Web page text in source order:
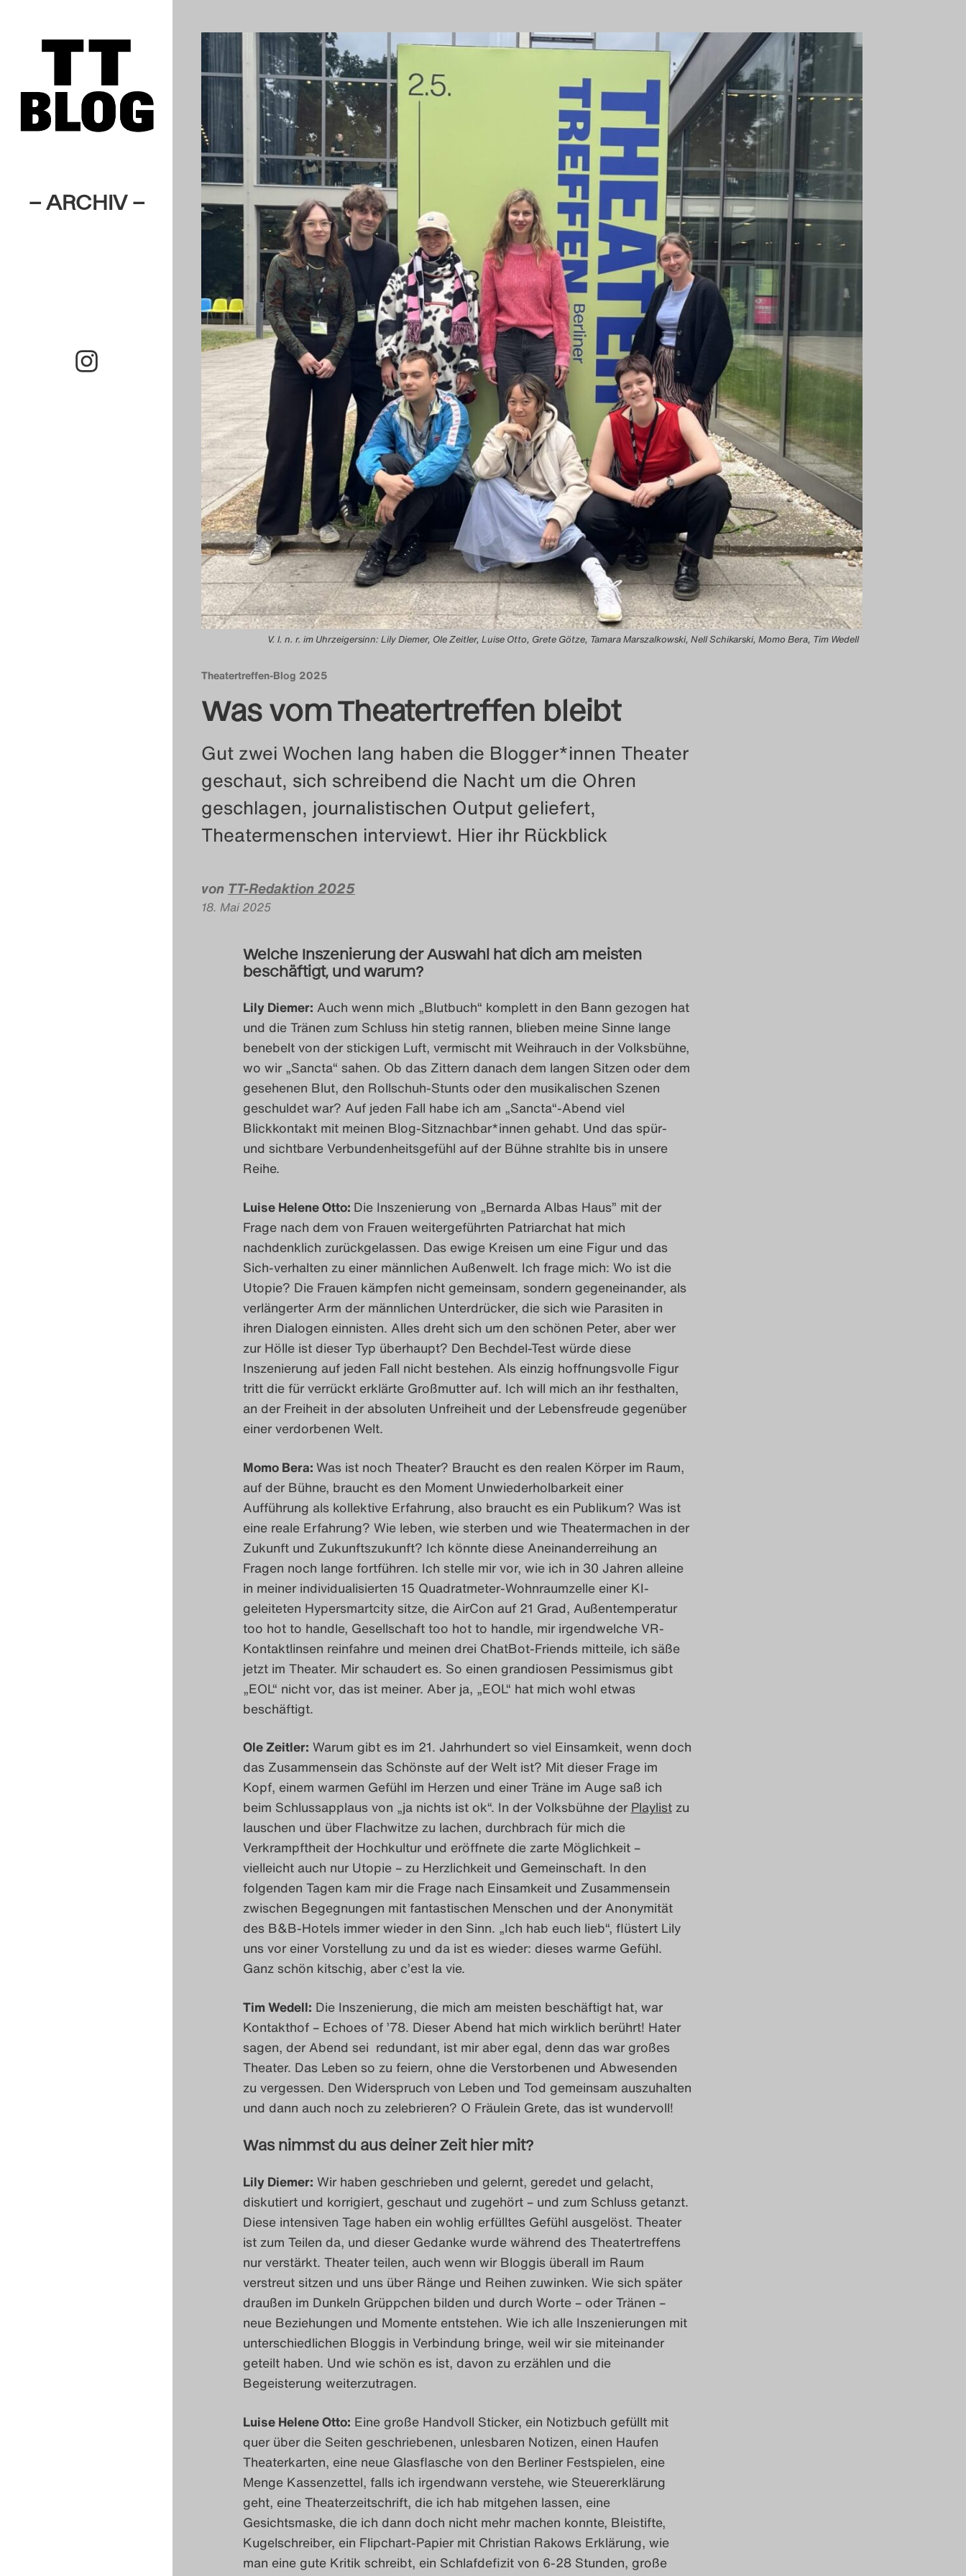
– ARCHIV –
V. l. n. r. im Uhrzeigersinn: Lily Diemer, Ole Zeitler, Luise Otto, Grete Götze, Tamara Marszalkowski, Nell Schikarski, Momo Bera, Tim Wedell
Theatertreffen-Blog 2025
Was vom Theatertreffen bleibt
Gut zwei Wochen lang haben die Blogger*innen Theater
geschaut, sich schreibend die Nacht um die Ohren
geschlagen, journalistischen Output geliefert,
Theatermenschen interviewt. Hier ihr Rückblick
von TT-Redaktion 2025
18. Mai 2025
Welche Inszenierung der Auswahl hat dich am meisten
beschäftigt, und warum?
Lily Diemer: Auch wenn mich „Blutbuch“ komplett in den Bann gezogen hat
und die Tränen zum Schluss hin stetig rannen, blieben meine Sinne lange
benebelt von der stickigen Luft, vermischt mit Weihrauch in der Volksbühne,
wo wir „Sancta“ sahen. Ob das Zittern danach dem langen Sitzen oder dem
gesehenen Blut, den Rollschuh-Stunts oder den musikalischen Szenen
geschuldet war? Auf jeden Fall habe ich am „Sancta“-Abend viel
Blickkontakt mit meinen Blog-Sitznachbar*innen gehabt. Und das spür-
und sichtbare Verbundenheitsgefühl auf der Bühne strahlte bis in unsere
Reihe.
Luise Helene Otto: Die Inszenierung von „Bernarda Albas Haus” mit der
Frage nach dem von Frauen weitergeführten Patriarchat hat mich
nachdenklich zurückgelassen. Das ewige Kreisen um eine Figur und das
Sich-verhalten zu einer männlichen Außenwelt. Ich frage mich: Wo ist die
Utopie? Die Frauen kämpfen nicht gemeinsam, sondern gegeneinander, als
verlängerter Arm der männlichen Unterdrücker, die sich wie Parasiten in
ihren Dialogen einnisten. Alles dreht sich um den schönen Peter, aber wer
zur Hölle ist dieser Typ überhaupt? Den Bechdel-Test würde diese
Inszenierung auf jeden Fall nicht bestehen. Als einzig hoffnungsvolle Figur
tritt die für verrückt erklärte Großmutter auf. Ich will mich an ihr festhalten,
an der Freiheit in der absoluten Unfreiheit und der Lebensfreude gegenüber
einer verdorbenen Welt.
Momo Bera:Was ist noch Theater? Braucht es den realen Körper im Raum,
auf der Bühne, braucht es den Moment Unwiederholbarkeit einer
Aufführung als kollektive Erfahrung, also braucht es ein Publikum? Was ist
eine reale Erfahrung? Wie leben, wie sterben und wie Theatermachen in der
Zukunft und Zukunftszukunft? Ich könnte diese Aneinanderreihung an
Fragen noch lange fortführen. Ich stelle mir vor, wie ich in 30 Jahren alleine
in meiner individualisierten 15 Quadratmeter-Wohnraumzelle einer KI-
geleiteten Hypersmartcity sitze, die AirCon auf 21 Grad, Außentemperatur
too hot to handle, Gesellschaft too hot to handle, mir irgendwelche VR-
Kontaktlinsen reinfahre und meinen drei ChatBot-Friends mitteile, ich säße
jetzt im Theater. Mir schaudert es. So einen grandiosen Pessimismus gibt
„EOL“ nicht vor, das ist meiner. Aber ja, „EOL“ hat mich wohl etwas
beschäftigt.
Ole Zeitler: Warum gibt es im 21. Jahrhundert so viel Einsamkeit, wenn doch
das Zusammensein das Schönste auf der Welt ist? Mit dieser Frage im
Kopf, einem warmen Gefühl im Herzen und einer Träne im Auge saß ich
beim Schlussapplaus von „ja nichts ist ok“. In der Volksbühne derPlaylistzu
lauschen und über Flachwitze zu lachen, durchbrach für mich die
Verkrampftheit der Hochkultur und eröffnete die zarte Möglichkeit –
vielleicht auch nur Utopie – zu Herzlichkeit und Gemeinschaft. In den
folgenden Tagen kam mir die Frage nach Einsamkeit und Zusammensein
zwischen Begegnungen mit fantastischen Menschen und der Anonymität
des B&B-Hotels immer wieder in den Sinn. „Ich hab euch lieb“, flüstert Lily
uns vor einer Vorstellung zu und da ist es wieder: dieses warme Gefühl.
Ganz schön kitschig, aber c’est la vie.
Tim Wedell: Die Inszenierung, die mich am meisten beschäftigt hat, war
Kontakthof – Echoes of ’78. Dieser Abend hat mich wirklich berührt! Hater
sagen, der Abend sei redundant, ist mir aber egal, denn das war großes
Theater. Das Leben so zu feiern, ohne die Verstorbenen und Abwesenden
zu vergessen. Den Widerspruch von Leben und Tod gemeinsam auszuhalten
und dann auch noch zu zelebrieren? O Fräulein Grete, das ist wundervoll!
Was nimmst du aus deiner Zeit hier mit?
Lily Diemer: Wir haben geschrieben und gelernt, geredet und gelacht,
diskutiert und korrigiert, geschaut und zugehört – und zum Schluss getanzt.
Diese intensiven Tage haben ein wohlig erfülltes Gefühl ausgelöst. Theater
ist zum Teilen da, und dieser Gedanke wurde während des Theatertreffens
nur verstärkt. Theater teilen, auch wenn wir Bloggis überall im Raum
verstreut sitzen und uns über Ränge und Reihen zuwinken. Wie sich später
draußen im Dunkeln Grüppchen bilden und durch Worte – oder Tränen –
neue Beziehungen und Momente entstehen. Wie ich alle Inszenierungen mit
unterschiedlichen Bloggis in Verbindung bringe, weil wir sie miteinander
geteilt haben. Und wie schön es ist, davon zu erzählen und die
Begeisterung weiterzutragen.
Luise Helene Otto: Eine große Handvoll Sticker, ein Notizbuch gefüllt mit
quer über die Seiten geschriebenen, unlesbaren Notizen, einen Haufen
Theaterkarten, eine neue Glasflasche von den Berliner Festspielen, eine
Menge Kassenzettel, falls ich irgendwann verstehe, wie Steuererklärung
geht, eine Theaterzeitschrift, die ich hab mitgehen lassen, eine
Gesichtsmaske, die ich dann doch nicht mehr machen konnte, Bleistifte,
Kugelschreiber, ein Flipchart-Papier mit Christian Rakows Erklärung, wie
man eine gute Kritik schreibt, ein Schlafdefizit von 6-28 Stunden, große